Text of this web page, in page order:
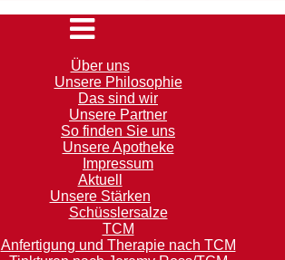
Über uns
Unsere Philosophie
Das sind wir
Unsere Partner
So finden Sie uns
Unsere Apotheke
Impressum
Aktuell
Unsere Stärken
Schüsslersalze
TCM
Anfertigung und Therapie nach TCM